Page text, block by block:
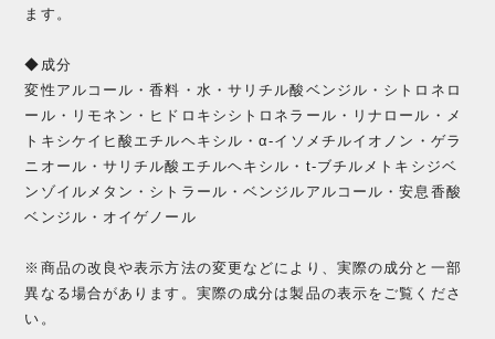
ます。
◆成分
変性アルコール・香料・水・サリチル酸ベンジル・シトロネロ
ール・リモネン・ヒドロキシシトロネラール・リナロール・メ
トキシケイヒ酸エチルヘキシル・α-イソメチルイオノン・ゲラ
ニオール・サリチル酸エチルヘキシル・t-ブチルメトキシジベ
ンゾイルメタン・シトラール・ベンジルアルコール・安息香酸
ベンジル・オイゲノール
※商品の改良や表示方法の変更などにより、実際の成分と一部
異なる場合があります。実際の成分は製品の表示をご覧くださ
い。